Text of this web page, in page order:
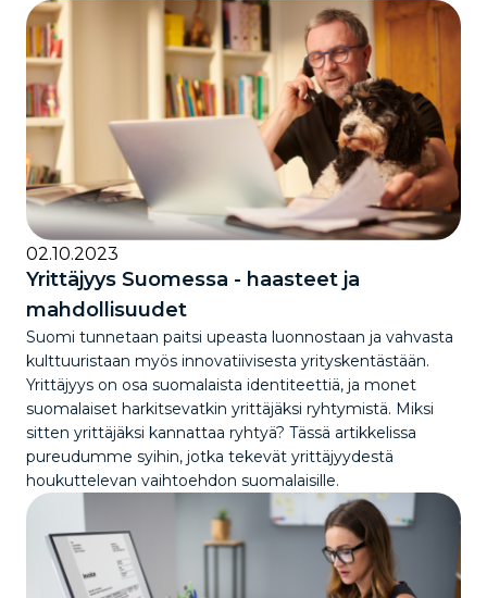
02.10.2023
Yrittäjyys Suomessa - haasteet ja
mahdollisuudet
Suomi tunnetaan paitsi upeasta luonnostaan ja vahvasta
kulttuuristaan myös innovatiivisesta yrityskentästään.
Yrittäjyys on osa suomalaista identiteettiä, ja monet
suomalaiset harkitsevatkin yrittäjäksi ryhtymistä. Miksi
sitten yrittäjäksi kannattaa ryhtyä? Tässä artikkelissa
pureudumme syihin, jotka tekevät yrittäjyydestä
houkuttelevan vaihtoehdon suomalaisille.